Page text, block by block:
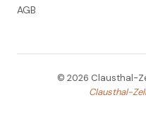
AGB
© 2026 Clausthal-
Clausthal-